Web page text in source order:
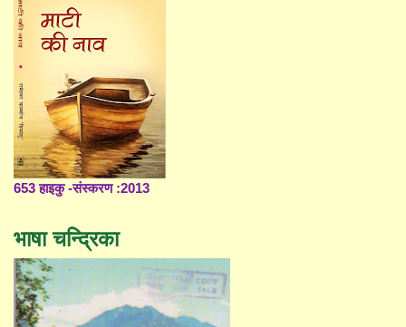
653 हाइकु -संस्करण :2013
भाषा चन्द्रिका